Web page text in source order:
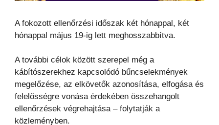
A fokozott ellenőrzési időszak két hónappal, két
hónappal május 19-ig lett meghosszabbítva.
A további célok között szerepel még a
kábítószerekhez kapcsolódó bűncselekmények
megelőzése, az elkövetők azonosítása, elfogása és
felelősségre vonása érdekében összehangolt
ellenőrzések végrehajtása – folytatják a
közleményben.